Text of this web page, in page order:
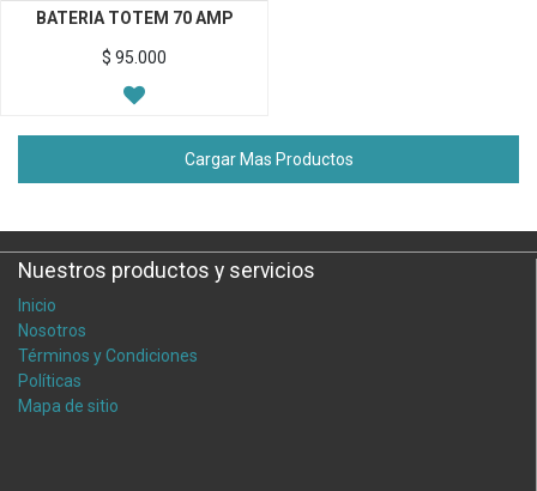
BATERIA TOTEM 70 AMP
$ 95.000
Cargar Mas Productos
Nuestros productos y servicios
Inicio
Nosotros
Términos y Condiciones
Políticas
Mapa de sitio